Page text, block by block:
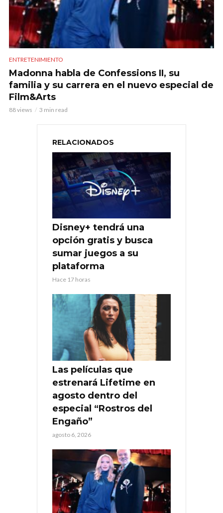
ENTRETENIMIENTO
Madonna habla de Confessions II, su
familia y su carrera en el nuevo especial de
Film&Arts
88 views 3 min read
RELACIONADOS
Disney+ tendrá una
opción gratis y busca
sumar juegos a su
plataforma
Hace 17 horas
Las películas que
estrenará Lifetime en
agosto dentro del
especial “Rostros del
Engaño”
agosto 6, 2026